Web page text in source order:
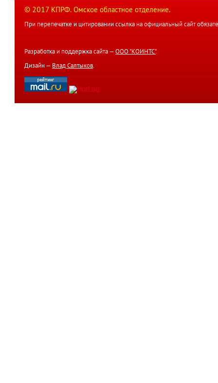
© 2017 КПРФ. Омское областное отделение.
При перепечатке и цитировании ссылка на официальный сайт
Разработка и поддержка сайта — ООО "КОИНТС".
Дизайн — Влад Салтыков.